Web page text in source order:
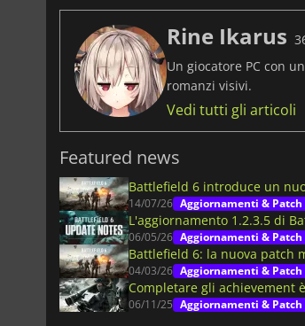
Rine Ikarus
Un giocatore PC con
romanzi visivi.
Vedi tutti gli articoli
Featured news
Battlefield 6 introduce un
14/07/26 Aggiornamenti & Patch
L'aggiornamento 1.2.3.5 di
06/05/26 Aggiornamenti & Patch
Battlefield 6: la nuova patch
04/03/26 Aggiornamenti & Patch
Completare gli achievement
06/11/25 Aggiornamenti & Patch